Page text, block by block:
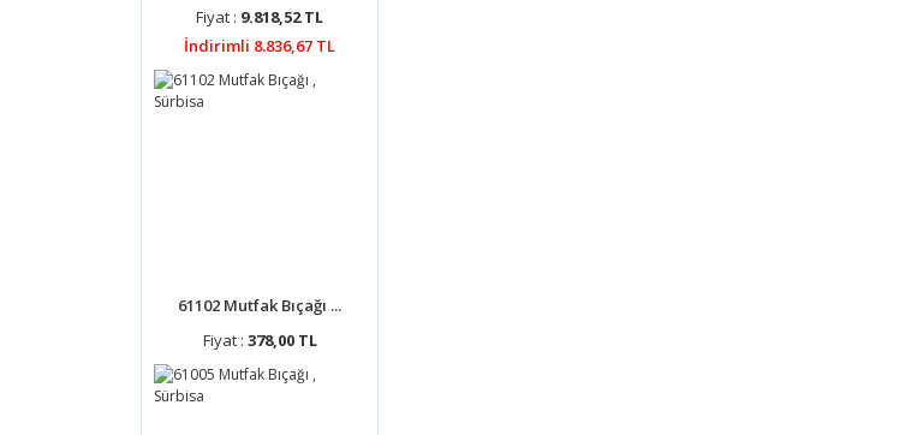
Fiyat : 9.818,52 TL
İndirimli 8.836,67 TL
61102 Mutfak Bıçağı ...
Fiyat : 378,00 TL